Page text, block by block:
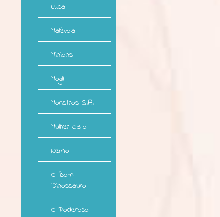
Luca
Malévola
Minions
Mogli
Monstros S.A.
Mulher Gato
Nemo
O Bom
Dinossauro
O Poderoso